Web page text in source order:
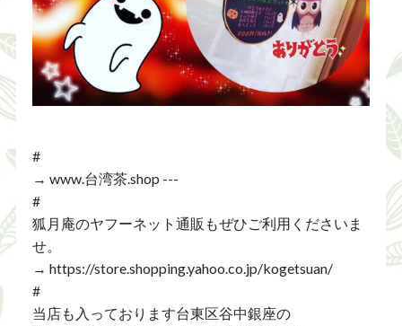
#
→ www.台湾茶.shop ---
#
狐月庵のヤフーネット通販もぜひご利用くださいま
せ。
→ https://store.shopping.yahoo.co.jp/kogetsuan/
#
当店も入っております台東区谷中銀座の